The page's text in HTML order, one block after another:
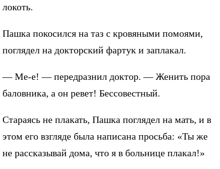
локоть.
Пашка покосился на таз с кровяными помоями,
поглядел на докторский фартук и заплакал.
— Ме-е! — передразнил доктор. — Женить пора
баловника, а он ревет! Бессовестный.
Стараясь не плакать, Пашка поглядел на мать, и в
этом его взгляде была написана просьба: «Ты же
не рассказывай дома, что я в больнице плакал!»